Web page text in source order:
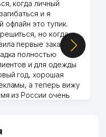
962 м
когда личный
и я
это тупик.
но когда
первые заказы,
полностью
и для одежды
год, хорошая
а теперь вижу
из России очень